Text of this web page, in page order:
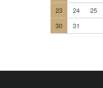
23
24 25
30
31